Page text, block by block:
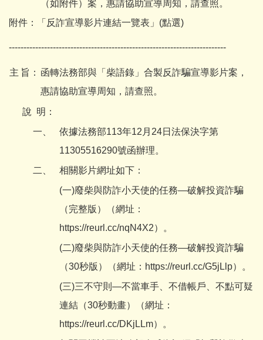
（如附件）案，惠請協助宣導周知，請查照。
附件：
「反詐宣導影片連結一覽表」(點選)
--------------------------------------------------------------------------
主 旨： 函轉法務部與「柴語錄」合製反詐騙宣導影片案，
惠請協助宣導周知，請查照。
說 明：
一、
依據法務部113年12月24日法保決字第
11305516290號函辦理。
二、
相關影片網址如下：
(一)廢柴與防詐小天使的任務—破解投資詐騙
（完整版）（網址：
https://reurl.cc/nqN4X2）。
(二)廢柴與防詐小天使的任務—破解投資詐騙
（30秒版）（網址： https://reurl.cc/G5jLlp）。
(三)三不守則—不當車手、不借帳戶、不點可疑
連結（30秒動畫）（網址：
https://reurl.cc/DKjLLm）。